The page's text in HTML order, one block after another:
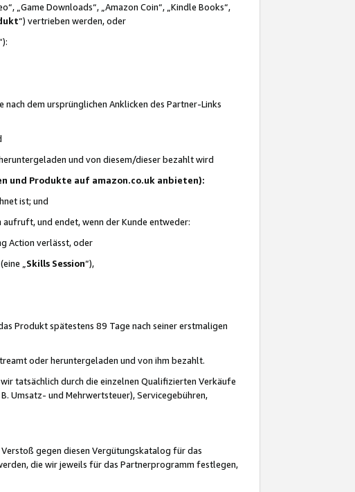
„Game Downloads“, „Amazon Coin“, „Kindle Books“,
“) vertrieben werden, oder
dem ursprünglichen Anklicken des Partner-Links
und von diesem/dieser bezahlt wird
und Produkte auf amazon.co.uk anbieten):
ist; und
und endet, wenn der Kunde entweder:
Action verlässt, oder
„ Skills Session“),
Produkt spätestens 89 Tage nach seiner erstmaligen
oder heruntergeladen und von ihm bezahlt.
tatsächlich durch die einzelnen Qualifizierten Verkäufe
Umsatz- und Mehrwertsteuer), Servicegebühren,
gegen diesen Vergütungskatalog für das
die wir jeweils für das Partnerprogramm festlegen,